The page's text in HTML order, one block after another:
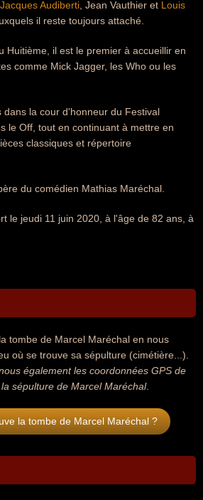
Jacques Audiberti , Jean Vauthier et Louis
il reste toujours attaché.
Huitième, il est le premier à accueillir en
comme Mick Jagger, les Who ou les
dans la cour d'honneur du Festival
le Off, tout en continuant à mettre en
classiques et répertoire
du comédien Mathias Maréchal.
le jeudi 11 juin 2020, à l'âge de 82 ans, à
tombe de Marcel Maréchal en nous
où se trouve sa sépulture (cimétière...).
également les coordonnées GPS de
sépulture de Marcel Maréchal.
la tombe de Marcel Maréchal ?